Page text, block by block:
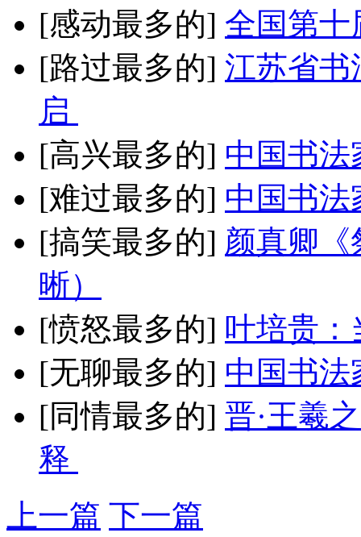
[感动最多的] 全国第十
[路过最多的] 江苏省书
启
[高兴最多的] 中国书法
[难过最多的] 中国书法
[搞笑最多的] 颜真卿《
晰）
[愤怒最多的] 叶培贵：
[无聊最多的] 中国书法
[同情最多的] 晋·王羲
释
上一篇 下一篇